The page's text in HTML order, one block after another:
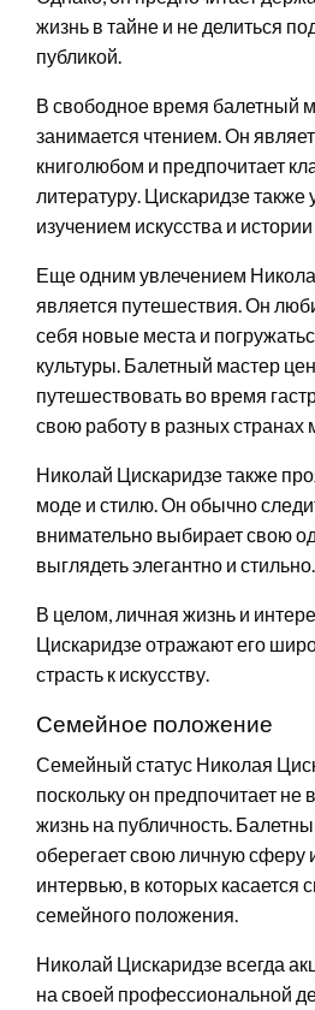
жизнь в тайне и не делиться
публикой.
В свободное время балетный
занимается чтением. Он
книголюбом и предпочитает
литературу. Цискаридзе также
изучением искусства и
Еще одним увлечением
является путешествия. Он
себя новые места и
культуры. Балетный мастер
путешествовать во время
свою работу в разных странах
Николай Цискаридзе также
моде и стилю. Он обычно
внимательно выбирает свою
выглядеть элегантно и стильно.
В целом, личная жизнь и
Цискаридзе отражают его
страсть к искусству.
Семейное положение
Семейный статус Николая
поскольку он предпочитает не
жизнь на публичность.
оберегает свою личную сферу
интервью, в которых касается
семейного положения.
Николай Цискаридзе всегда
на своей профессиональной